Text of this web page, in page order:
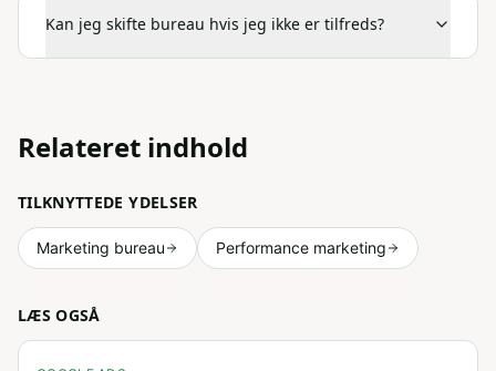
Kan jeg skifte bureau hvis jeg ikke er tilfreds?
Relateret indhold
TILKNYTTEDE YDELSER
Marketing bureau Performance marketing
LÆS OGSÅ